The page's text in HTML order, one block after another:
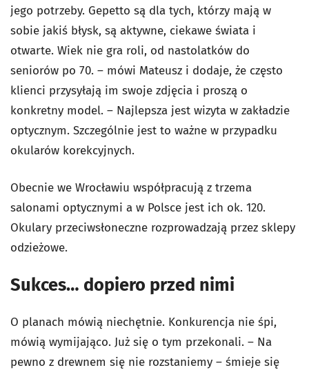
jego potrzeby. Gepetto są dla tych, którzy mają w
sobie jakiś błysk, są aktywne, ciekawe świata i
otwarte. Wiek nie gra roli, od nastolatków do
seniorów po 70. – mówi Mateusz i dodaje, że często
klienci przysyłają im swoje zdjęcia i proszą o
konkretny model. – Najlepsza jest wizyta w zakładzie
optycznym. Szczególnie jest to ważne w przypadku
okularów korekcyjnych.
Obecnie we Wrocławiu współpracują z trzema
salonami optycznymi a w Polsce jest ich ok. 120.
Okulary przeciwsłoneczne rozprowadzają przez sklepy
odzieżowe.
Sukces… dopiero przed nimi
O planach mówią niechętnie. Konkurencja nie śpi,
mówią wymijająco. Już się o tym przekonali. – Na
pewno z drewnem się nie rozstaniemy – śmieje się